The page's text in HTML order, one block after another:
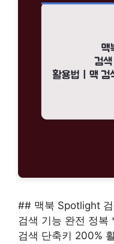
## 맥북 Spotlight
검색 기능 완전 정
검색 단축키 200%